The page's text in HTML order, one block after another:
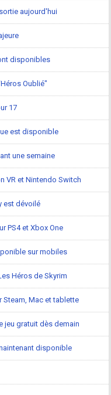
aujourd'hui
disponibles
Oublié"
17
est disponible
une semaine
VR et Nintendo Switch
est dévoilé
PS4 et Xbox One
sur mobiles
Héros de Skyrim
Steam, Mac et tablette
jeu gratuit dès demain
disponible